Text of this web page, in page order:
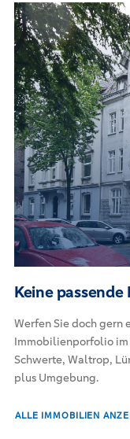
Keine
Werfen Sie doch gern
Immobilienporfolio im
Schwerte, Waltrop,
plus Umgebung.
ALLE IMMOBILIEN